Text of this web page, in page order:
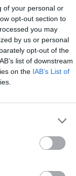
of your personal or
opt-out section to
you may
by us or personal
opt-out of the
list of downstream
on the IAB’s List of